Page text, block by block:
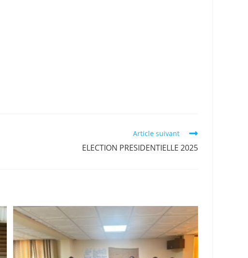
Article suivant
ELECTION PRESIDENTIELLE 2025